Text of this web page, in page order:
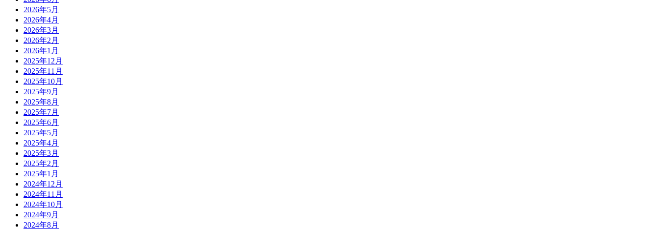
2026年5月
2026年4月
2026年3月
2026年2月
2026年1月
2025年12月
2025年11月
2025年10月
2025年9月
2025年8月
2025年7月
2025年6月
2025年5月
2025年4月
2025年3月
2025年2月
2025年1月
2024年12月
2024年11月
2024年10月
2024年9月
2024年8月